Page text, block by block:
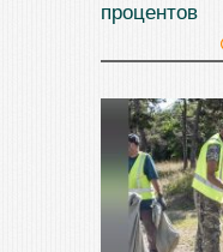
процентов